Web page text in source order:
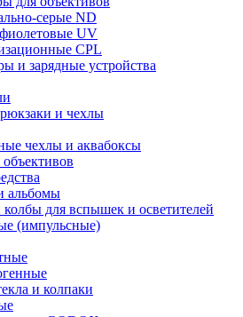
серые ND
UV
CPL
и зарядные устройства
и чехлы
чехлы и аквабоксы
альбомы
для вспышек и осветителей
(импульсные)
и колпаки